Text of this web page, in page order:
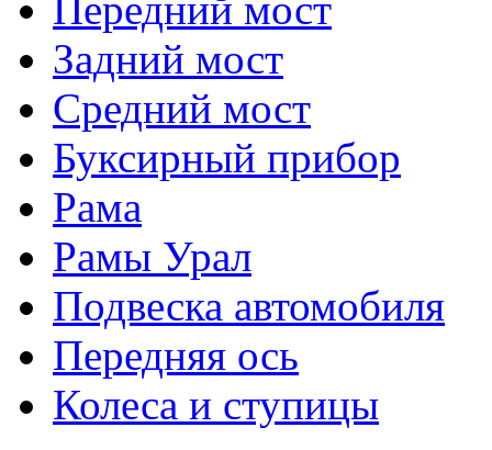
Передний мост
Задний мост
Средний мост
Буксирный прибор
Рама
Рамы Урал
Подвеска автомобиля
Передняя ось
Колеса и ступицы